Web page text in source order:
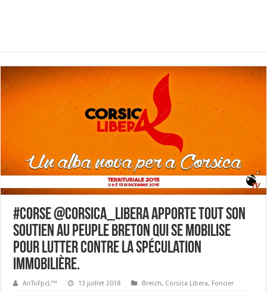
#Corse @Corsica_Libera apporte tout son
soutien au peuple bre­ton qui se mobilise
pour lutter contre la spéculation
immobilière.
AnToFpcL™ 13 juillet 2018 Breizh, Corsica Libera, Foncier